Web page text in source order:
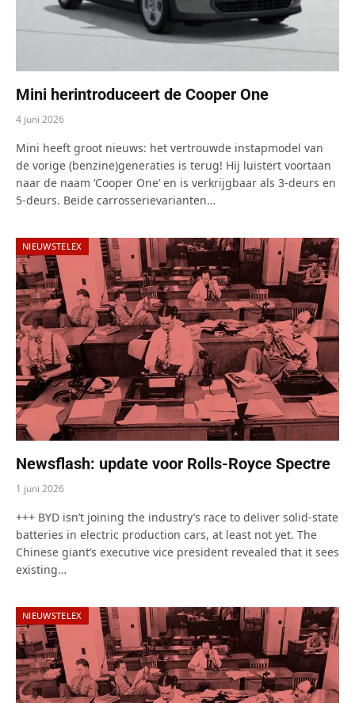
Mini herintroduceert de Cooper One
4 juni 2026
Mini heeft groot nieuws: het vertrouwde instapmodel van
de vorige (benzine)generaties is terug! Hij luistert voortaan
naar de naam ‘Cooper One’ en is verkrijgbaar als 3-deurs en
5-deurs. Beide carrosserievarianten…
NIEUWSTELEX
Newsflash: update voor Rolls-Royce Spectre
1 juni 2026
+++ BYD isn’t joining the industry’s race to deliver solid-state
batteries in electric production cars, at least not yet. The
Chinese giant’s executive vice president revealed that it sees
existing…
NIEUWSTELEX